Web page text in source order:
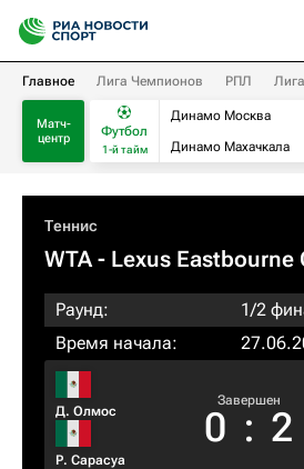
Главное Лига Чемпионов РПЛ
Матч-
центр
Футбол
1-й тайм
Динамо Москва
Динамо Махачкала
Теннис
WTA- Lexus Eastbourne
Раунд:
1/2
Время начала:
Д. Олмос
Р. Сарасуа
Завершен
0 : 2